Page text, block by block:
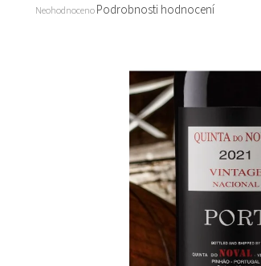
Průměrné
NeohodnocenoPodrobnosti hodnocení